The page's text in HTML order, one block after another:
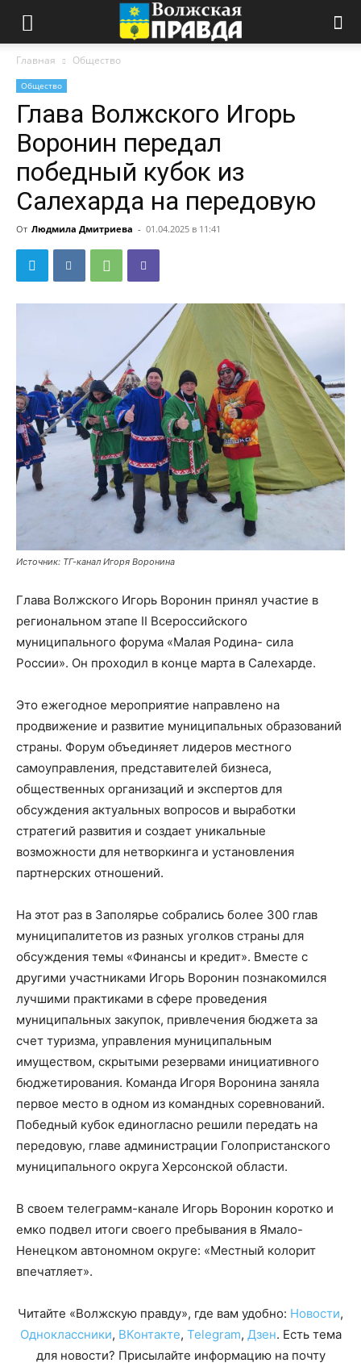
Главная Общество
Общество
Глава Волжского Игорь
Воронин передал
победный кубок из
Салехарда на передовую
От Людмила Дмитриева - 01.04.2025 в 11:41
Источник: ТГ-канал Игоря Воронина
Глава Волжского Игорь Воронин принял участие в
региональном этапе II Всероссийского
муниципального форума «Малая Родина- сила
России». Он проходил в конце марта в Салехарде.
Это ежегодное мероприятие направлено на
продвижение и развитие муниципальных образований
страны. Форум объединяет лидеров местного
самоуправления, представителей бизнеса,
общественных организаций и экспертов для
обсуждения актуальных вопросов и выработки
стратегий развития и создает уникальные
возможности для нетворкинга и установления
партнерских отношений.
На этот раз в Заполярье собрались более 300 глав
муниципалитетов из разных уголков страны для
обсуждения темы «Финансы и кредит». Вместе с
другими участниками Игорь Воронин познакомился
лучшими практиками в сфере проведения
муниципальных закупок, привлечения бюджета за
счет туризма, управления муниципальным
имуществом, скрытыми резервами инициативного
бюджетирования. Команда Игоря Воронина заняла
первое место в одном из командных соревнований.
Победный кубок единогласно решили передать на
передовую, главе администрации Голопристанского
муниципального округа Херсонской области.
В своем телеграмм-канале Игорь Воронин коротко и
емко подвел итоги своего пребывания в Ямало-
Ненецком автономном округе: «Местный колорит
впечатляет».
Читайте «Волжскую правду», где вам удобно: Новости,
Одноклассники, ВКонтакте, Telegram, Дзен. Есть тема
для новости? Присылайте информацию на почту